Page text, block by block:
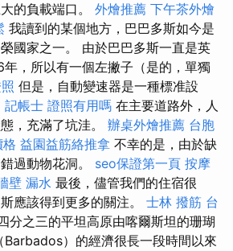
的負載端口。 外燴推薦 下午茶外燴
我讀到的某個地方，巴巴多斯如今是
國家之一。 由於巴巴多斯一直是英
，所以有一個左撇子（是的，單獨
但是，自動變速器是一種標准設
記帳士 證照有用嗎 在主要道路外，人
，充滿了坑洼。 辦桌外燴推薦 台胞
益園益筋絡推拿 不幸的是，由於缺
過動物花洞。 seo保證第一頁 按摩
壁 漏水 最後，儘管我們的住宿很
應該得到更多的關注。 士林 撥筋 台
分之三的平坦高原由喀爾斯坦的珊瑚
）的經濟很長一段時間以來